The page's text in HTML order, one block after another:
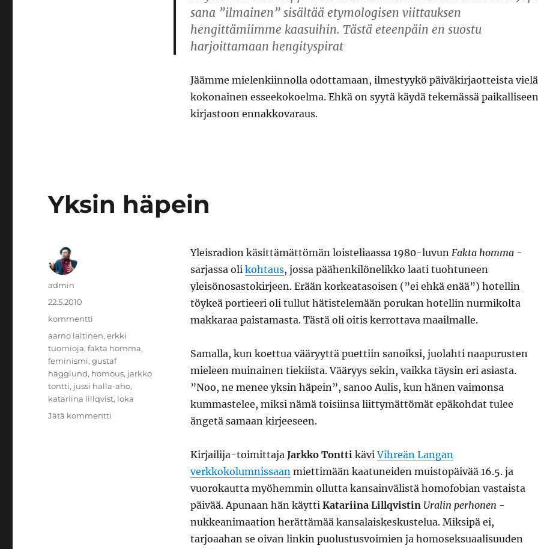
sana ”ilmainen” sisältää etymologisen viittauksen
hengittämiimme kaasuihin. Tästä eteenpäin en suostu
harjoittamaan hengityspirat
Jäämme mielenkiinnolla odottamaan, ilmestyykö päiväkirjaotteista vielä
kokonainen esseekokoelma. Ehkä on syytä käydä tekemässä paikalliseen
kirjastoon ennakkovaraus.
Yksin häpein
Yleisradion käsittämättömän loisteliaassa 1980-luvun Fakta homma-
sarjassa oli kohtaus, jossa päähenkilönelikko laati tuohtuneen
yleisönosastokirjeen. Erään korkeatasoisen (”ei ehkä enää”) hotellin
töykeä portieeri oli tullut hätistelemään porukan hotellin nurmikolta
makkaraa paistamasta. Tästä oli oitis kerrottava maailmalle.
Samalla, kun koettua vääryyttä puettiin sanoiksi, juolahti naapurusten
mieleen muinainen tiekiista. Vääryys sekin, vaikka täysin eri asiasta.
”Noo, ne menee yksin häpein”, sanoo Aulis, kun hänen vaimonsa
kummastelee, miksi nämä toisiinsa liittymättömät epäkohdat tulee
ängetä samaan kirjeeseen.
Kirjailija-toimittaja Jarkko TonttikäviVihreän Langan
verkkokolumnissaanmiettimään kaatuneiden muistopäivää 16.5. ja
vuorokautta myöhemmin ollutta kansainvälistä homofobian vastaista
päivää. Apunaan hän käytti Katariina Lillqvistin Uralin perhonen -
nukkeanimaation herättämää kansalaiskeskustelua. Miksipä ei,
tarjoaahan se oivan linkin puolustusvoimien ja homoseksuaalisuuden
Kirjoittaja
admin
Julkaistu
22.5.2010
Kategoriat
kommentti
Avainsanat
aarno laitinen,erkki
tuomioja,fakta homma,
feminismi,gustaf
hägglund, homous, jarkko
tontti, jussi halla-aho,
katariina lillqvist, loka
Jätä kommentti